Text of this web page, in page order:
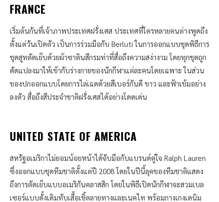
FRANCE
เริ่มต้นกันที่เจ้าภาพประเทศฝรั่งเศส ประเทศที่ใครหลายคนต่างพูดถึง
ตั้งแต่วันเปิดตัว เป็นการร่วมมือกับ Berluti ในการออกแบบชุดพิธีการ
ชุดสูทตัดเย็บด้วยผ้าซาตินสีกรมท่าที่สื่อถึงความสง่างาม โดยทุกชุดถูก
ดัดแปลงมาให้เข้ากับร่างกายของนักกีฬาแต่ละคนโดยเฉพาะ ในส่วน
ของปกออกแบบโดยการไล่เฉดด้วยสีเบอร์กันดี ขาว และฟ้าเข้มอย่าง
ลงตัว สื่อถึงสีประจำชาติฝรั่งเศสได้อย่างโดดเด่น
UNITED STATE OF AMERICA
สหรัฐอเมริกาไม่ยอมน้อยหน้าได้จับมือกับแบรนด์คู่ใจ Ralph Lauren
ซึ่งออกแบบชุดทีมชาติตั้งแต่ปี 2008 โดยในปีนี้ลุคของทีมชาติแสดง
ถึงการตัดเย็บแบบอเมริกันคลาสสิก โดยในพิธีเปิดนักกีฬาจะสวมเบล
เซอร์แบบดั้งเดิมทับเสื้อเชิ้ตลายทางและเนคไท พร้อมกางเกงเดนิม